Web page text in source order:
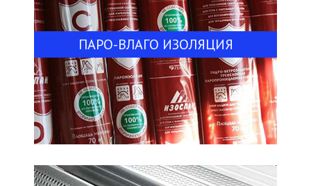
ПАРО-ВЛАГО ИЗОЛЯЦИЯ